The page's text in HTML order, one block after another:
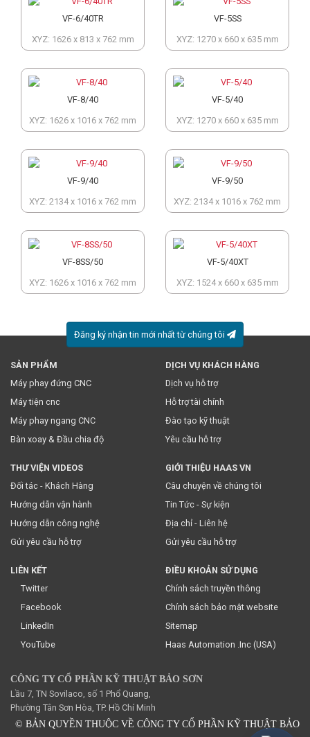
VF-6/40TR
XYZ: 1626 x 813 x 762 mm
VF-5SS
XYZ: 1270 x 660 x 635 mm
VF-8/40
XYZ: 1626 x 1016 x 762 mm
VF-5/40
XYZ: 1270 x 660 x 635 mm
VF-9/40
XYZ: 2134 x 1016 x 762 mm
VF-9/50
XYZ: 2134 x 1016 x 762 mm
VF-8SS/50
XYZ: 1626 x 1016 x 762 mm
VF-5/40XT
XYZ: 1524 x 660 x 635 mm
Đăng ký nhận tin mới nhất từ chúng tôi
* Việc này đồng nghĩa với việc bạn chấp nhậnchính sách
của chúng tôi.
SẢN PHẨM
Máy phay đứng CNC
Máy tiện cnc
Máy phay ngang CNC
Bàn xoay & Đầu chia độ
DỊCH VỤ KHÁCH HÀNG
Dịch vụ hỗ trợ
Hỗ trợ tài chính
Đào tạo kỹ thuật
Yêu cầu hỗ trợ
THƯ VIỆN VIDEOS
Đối tác - Khách Hàng
Hướng dẫn vận hành
Hướng dẫn công nghệ
Gửi yêu cầu hỗ trợ
GIỚI THIỆU HAAS VN
Câu chuyện về chúng tôi
Tin Tức - Sự kiện
Địa chỉ - Liên hệ
Gửi yêu cầu hỗ trợ
LIÊN KẾT
Twitter
Facebook
LinkedIn
YouTube
ĐIỀU KHOẢN SỬ DỤNG
Chính sách truyền thông
Chính sách bảo mật website
Sitemap
Haas Automation .Inc (USA)
CÔNG TY CỔ PHẦN KỸ THUẬT BẢO SƠN
Lầu 7, TN Sovilaco, số 1 Phổ Quang,
Phường Tân Sơn Hòa, TP. Hồ Chí Minh
© BẢN QUYỀN THUỘC VỀ CÔNG TY CỔ PHẦN KỸ THUẬT BẢO